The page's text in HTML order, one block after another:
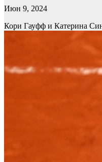
Июн 9, 2024
Кори Гауфф и Катерина